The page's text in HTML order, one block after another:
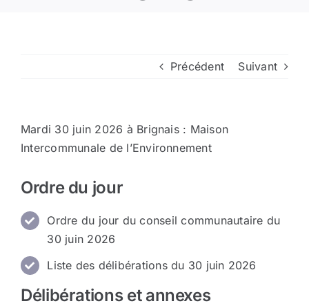
Précédent Suivant
Mardi 30 juin 2026 à Brignais : Maison
Intercommunale de l’Environnement
Ordre du jour
Ordre du jour du conseil communautaire du
30 juin 2026
Liste des délibérations du 30 juin 2026
Délibérations et annexes